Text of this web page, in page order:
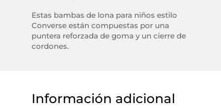
Estas bambas de lona para niños estilo
Converse están compuestas por una
puntera reforzada de goma y un cierre de
cordones.
Información adicional